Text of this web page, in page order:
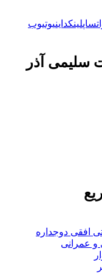
لینکداینیوتیوب
سليمی آذر
افقی دوجداره
و عمرانی